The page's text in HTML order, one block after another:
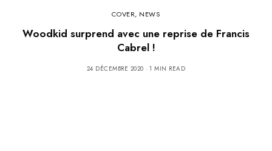
COVER, NEWS
Woodkid surprend avec une reprise de Francis
Cabrel !
24 DÉCEMBRE 2020 1 MIN READ